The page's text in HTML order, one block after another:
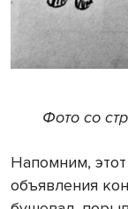
Фото со
Напомним,
объявления